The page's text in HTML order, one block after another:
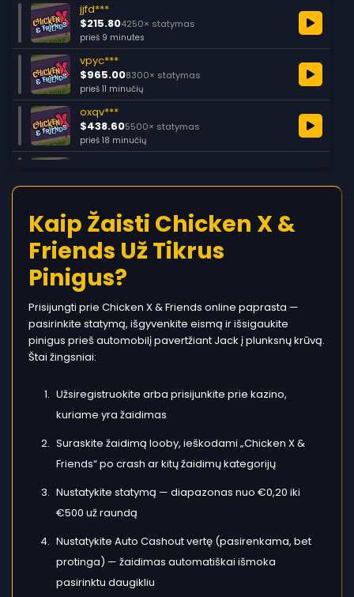
jjfd***
$215.804250× statymas
prieš 9 minutes
vpyc***
$965.008300× statymas
prieš 11 minučių
oxqv***
$438.605500× statymas
prieš 18 minučių
qqzw***
$521.253800× statymas
prieš 38 minutes
$1490.75
maždaug prieš 1 valandą
gjqj***
$733.405800× statymas
maždaug prieš 2 valandas
Kaip Žaisti Chicken X &
Friends Už Tikrus
Pinigus?
Prisijungti prie Chicken X & Friends online paprasta —
pasirinkite statymą, išgyvenkite eismą ir išsigaukite
pinigus prieš automobilį pavertžiant Jack į plunksnų krūvą.
Štai žingsniai:
Užsiregistruokite arba prisijunkite prie kazino,
kuriame yra žaidimas
Suraskite žaidimą looby, ieškodami „Chicken X &
Friends“ po crash ar kitų žaidimų kategorijų
Nustatykite statymą — diapazonas nuo €0,20 iki
€500 už raundą
Nustatykite Auto Cashout vertę (pasirenkama, bet
protinga) — žaidimas automatiškai išmoka
pasirinktu daugikliu